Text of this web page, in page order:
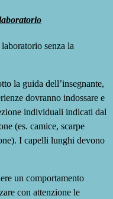
senza la
la guida dell’insegnante,
dovranno indossare e
individuali indicati dal
(es. camice, scarpe
I capelli lunghi devono
un comportamento
con attenzione le